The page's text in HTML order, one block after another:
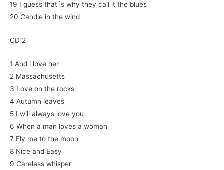
19 I guess that´s why they call it the blues
20 Candle in the wind
CD 2
1 And i love her
2 Massachusetts
3 Love on the rocks
4 Autumn leaves
5 I will always love you
6 When a man loves a woman
7 Fly me to the moon
8 Nice and Easy
9 Careless whisper